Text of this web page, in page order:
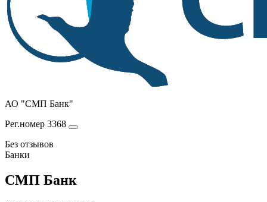
АО "СМП Банк"
Рег.номер 3368
Без отзывов
Банки
СМП Банк